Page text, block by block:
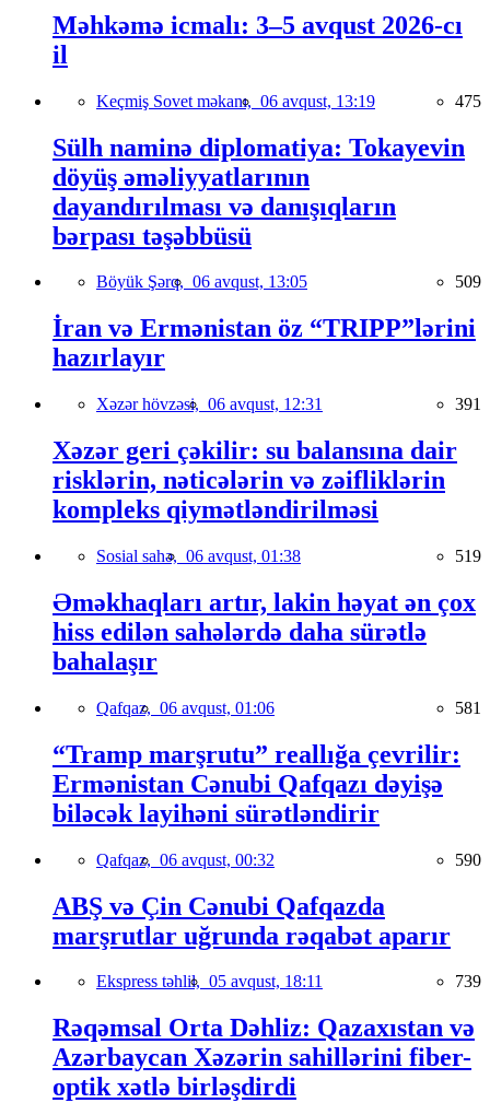
Məhkəmə icmalı: 3–5 avqust 2026-cı
il
Keçmiş Sovet məkanı, 06 avqust, 13:19 475
Sülh naminə diplomatiya: Tokayevin
döyüş əməliyyatlarının
dayandırılması və danışıqların
bərpası təşəbbüsü
Böyük Şərq, 06 avqust, 13:05 509
İran və Ermənistan öz “TRIPP”lərini
hazırlayır
Xəzər hövzəsi, 06 avqust, 12:31 391
Xəzər geri çəkilir: su balansına dair
risklərin, nəticələrin və zəifliklərin
kompleks qiymətləndirilməsi
Sosial sahə, 06 avqust, 01:38 519
Əməkhaqları artır, lakin həyat ən çox
hiss edilən sahələrdə daha sürətlə
bahalaşır
Qafqaz, 06 avqust, 01:06 581
“Tramp marşrutu” reallığa çevrilir:
Ermənistan Cənubi Qafqazı dəyişə
biləcək layihəni sürətləndirir
Qafqaz, 06 avqust, 00:32 590
ABŞ və Çin Cənubi Qafqazda
marşrutlar uğrunda rəqabət aparır
Ekspress təhlil, 05 avqust, 18:11 739
Rəqəmsal Orta Dəhliz: Qazaxıstan və
Azərbaycan Xəzərin sahillərini fiber-
optik xətlə birləşdirdi